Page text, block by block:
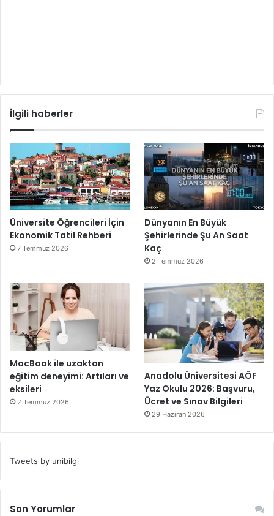
İlgili haberler
Üniversite Öğrencileri İçin
Ekonomik Tatil Rehberi
7 Temmuz 2026
Dünyanın En Büyük
Şehirlerinde Şu An Saat
Kaç
2 Temmuz 2026
MacBook ile uzaktan
eğitim deneyimi: Artıları ve
eksileri
2 Temmuz 2026
Anadolu Üniversitesi AÖF
Yaz Okulu 2026: Başvuru,
Ücret ve Sınav Bilgileri
29 Haziran 2026
Tweets by unibilgi
Son Yorumlar